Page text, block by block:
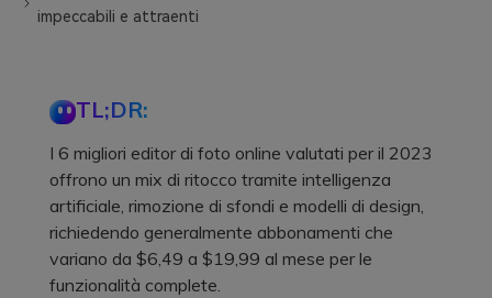
impeccabili e attraenti
TL;DR:
I 6 migliori editor di foto online valutati per il 2023
offrono un mix di ritocco tramite intelligenza
artificiale, rimozione di sfondi e modelli di design,
richiedendo generalmente abbonamenti che
variano da $6,49 a $19,99 al mese per le
funzionalità complete.